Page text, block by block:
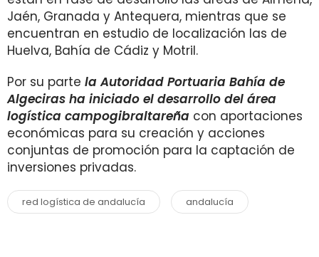
Jaén, Granada y Antequera, mientras que se
encuentran en estudio de localización las de
Huelva, Bahía de Cádiz y Motril.
Por su parte la Autoridad Portuaria Bahía de
Algeciras ha iniciado el desarrollo del área
logística campogibraltareña con aportaciones
económicas para su creación y acciones
conjuntas de promoción para la captación de
inversiones privadas.
red logística de andalucía andalucía